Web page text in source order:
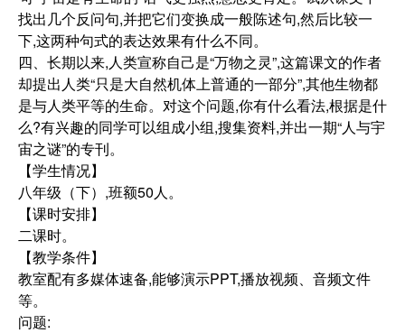
找出几个反问句,并把它们变换成一般陈述句,然后比较一
下,这两种句式的表达效果有什么不同。
四、长期以来,人类宣称自己是“万物之灵”,这篇课文的作者
却提出人类“只是大自然机体上普通的一部分”,其他生物都
是与人类平等的生命。对这个问题,你有什么看法,根据是什
么?有兴趣的同学可以组成小组,搜集资料,并出一期“人与宇
宙之谜”的专刊。
【学生情况】
八年级（下）,班额50人。
【课时安排】
二课时。
【教学条件】
教室配有多媒体速备,能够演示PPT,播放视频、音频文件
等。
问题: